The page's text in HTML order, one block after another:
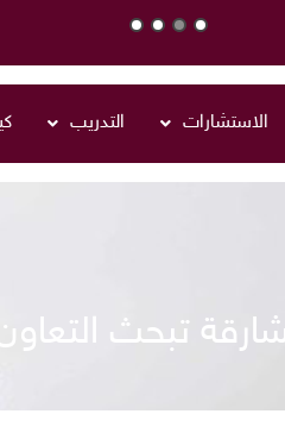
الاستشارات التدريب
تبحث